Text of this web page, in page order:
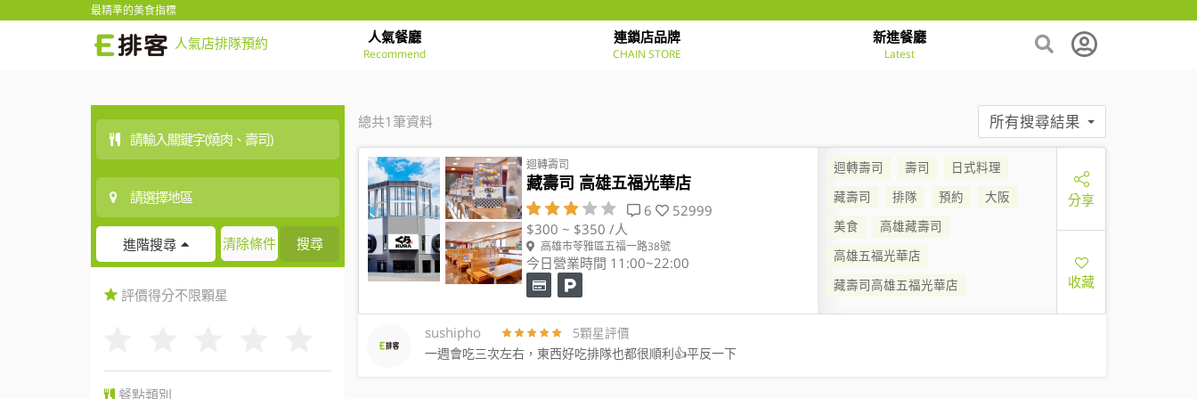
最精準的美食指標
人氣店排隊預約 人氣餐廳
Recommend
連鎖店品牌
CHAIN STORE
新進餐廳
Latest
進階搜尋 清除條件 搜尋
評價得分不限顆星
餐點類別
總共1筆資料 所有搜尋結果
迴轉壽司
藏壽司 高雄五福光華店
6
52999
$300 ~ $350 /人
高雄市苓雅區五福一路38號
今日營業時間 11:00~22:00
迴轉壽司 壽司
日式料理
藏壽司
排隊 預約
大阪
美食
高雄藏壽司
高雄五福光華店
藏壽司高雄五福光華店
分享
收藏
sushipho 5顆星評價
一週會吃三次左右，東西好吃排隊也都很順利👍平反一下